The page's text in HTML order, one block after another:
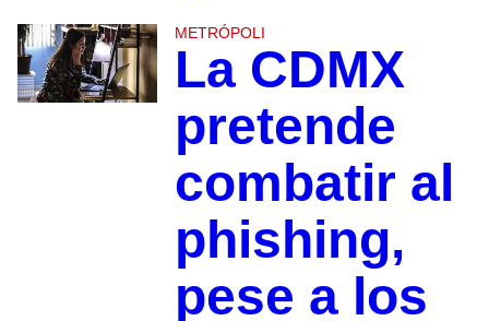
METRÓPOLI
La CDMX
pretende
combatir al
phishing,
pese a los